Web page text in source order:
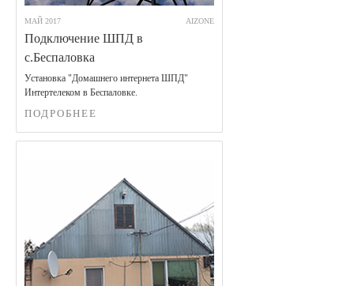
МАЙ 2017 AIZONE
Подключение ШПД в
с.Беспаловка
Установка "Домашнего интернета ШПД"
Интертелеком в Беспаловке.
ПОДРОБНЕЕ